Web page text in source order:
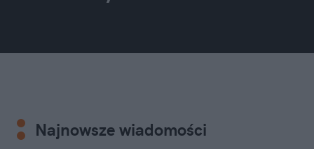
Najnowsze wiadomości